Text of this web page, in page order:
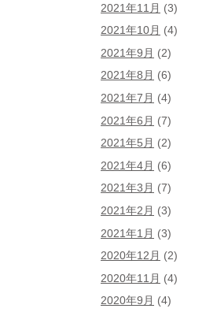
2021年11月 (3)
2021年10月 (4)
2021年9月 (2)
2021年8月 (6)
2021年7月 (4)
2021年6月 (7)
2021年5月 (2)
2021年4月 (6)
2021年3月 (7)
2021年2月 (3)
2021年1月 (3)
2020年12月 (2)
2020年11月 (4)
2020年9月 (4)